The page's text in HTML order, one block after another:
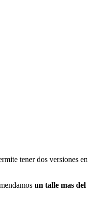
tener dos versiones en
un talle mas del